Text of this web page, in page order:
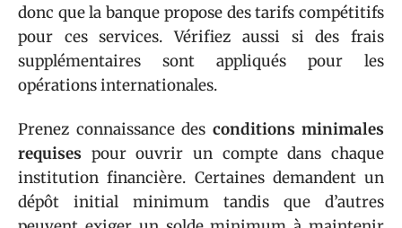
donc que la banque propose des tarifs compétitifs
pour ces services. Vérifiez aussi si des frais
supplémentaires sont appliqués pour les
opérations internationales.
Prenez connaissance des conditions minimales
requises pour ouvrir un compte dans chaque
institution financière. Certaines demandent un
dépôt initial minimum tandis que d’autres